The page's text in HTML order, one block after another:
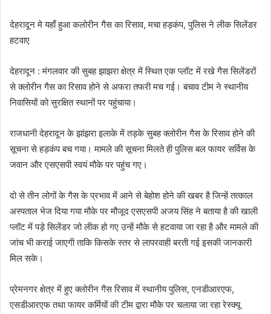
देहरादून मे यहाँ हुआ कलोरीन गैस का रिसाव, मचा हड़कंप, पुलिस ने लीक सिलेंडर
हटवाए
देहरादून : मंगलवार की सुबह झाझरा क्षेत्र में स्थित एक प्लॉट में रखे गैस सिलेंडरों
से क्लोरीन गैस का रिसाव होने से अफरा तफरी मच गई। बचाव टीम ने स्थानीय
निवासियों को सुरक्षित स्थानों पर पहुंचाया।
राजधानी देहरादून के झांझरा इलाके में तड़के सुबह क्लोरीन गैस के रिसाव होने की
सूचना से हड़कंप बच गया। मामले की सूचना मिलते ही पुलिस बल फायर सर्विस के
जवान और एसएसपी स्वयं मौके पर पहुंच गए।
दो से तीन लोगों के गैस के प्रभाव में आने से बेहोश होने की खबर है जिन्हें तत्काल
अस्पताल भेज दिया गया मौके पर मौजूद एसएसपी अजय सिंह ने बताया है की खाली
प्लॉट में पड़े सिलेंडर जो लीक हो गए उन्हें मौके से हटवाया जा रहा है और मामले की
जांच भी कराई जाएगी ताकि किसके स्तर से लापरवाही बरती गई इसकी जानकारी
मिल सके।
प्रेमनगर क्षेत्र में हुए क्लोरीन गैस रिसाव में स्थानीय पुलिस, एनडीआरएफ,
एसडीआरएफ तथा फायर कर्मियों की टीम द्वारा मौके पर चलाया जा रहा रेस्क्यू